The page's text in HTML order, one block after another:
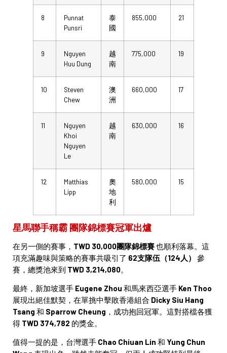
8
Punnat
Punsri
泰
國
855,000 21
9
Nguyen
Huu Dung
越
南
775,000 19
10
Steven
Chew
澳
洲
660,000 17
11
Nguyen
Khoi
Nguyen
Le
越
南
630,000 16
12
Matthias
Lipp
奧
地
利
580,000 15
星馬聯手稱霸 團隊錦標賽冠軍出爐
在另一側的賽事， TWD 30,000團隊錦標賽也順利落幕。這
項充滿趣味與策略的賽事共吸引了 62支隊伍（124人）
參
賽，總獎池來到 TWD 3,214,080。
最終，新加坡選手 Eugene Zhou 和馬來西亞選手 Ken Thoo
展現出絕佳默契，在單挑中擊敗香港組合 Dicky Siu Hang
Tsang 和 Sparrow Cheung ，成功抱回冠軍。這對搭檔各獲
得 TWD 374,782 的獎金。
值得一提的是，台灣選手 Chao Chiuan Lin 和 Yung Chun